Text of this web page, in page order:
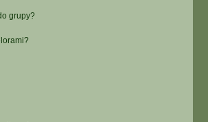
grupy?